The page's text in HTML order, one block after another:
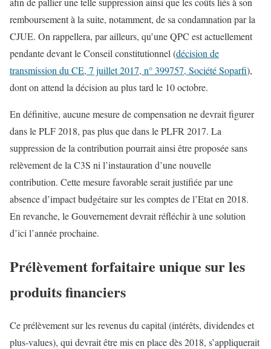
remboursement à la suite, notamment, de sa condamnation par la
CJUE. On rappellera, par ailleurs, qu’une QPC est actuellement
pendante devant le Conseil constitutionnel (décision de
transmission du CE, 7 juillet 2017, n° 399757, Société Soparfi),
dont on attend la décision au plus tard le 10 octobre.
En définitive, aucune mesure de compensation ne devrait figurer
dans le PLF 2018, pas plus que dans le PLFR 2017. La
suppression de la contribution pourrait ainsi être proposée sans
relèvement de la C3S ni l’instauration d’une nouvelle
contribution. Cette mesure favorable serait justifiée par une
absence d’impact budgétaire sur les comptes de l’Etat en 2018.
En revanche, le Gouvernement devrait réfléchir à une solution
d’ici l’année prochaine.
Prélèvement forfaitaire unique sur les
produits financiers
Ce prélèvement sur les revenus du capital (intérêts, dividendes et
plus-values), qui devrait être mis en place dès 2018, s’appliquerait